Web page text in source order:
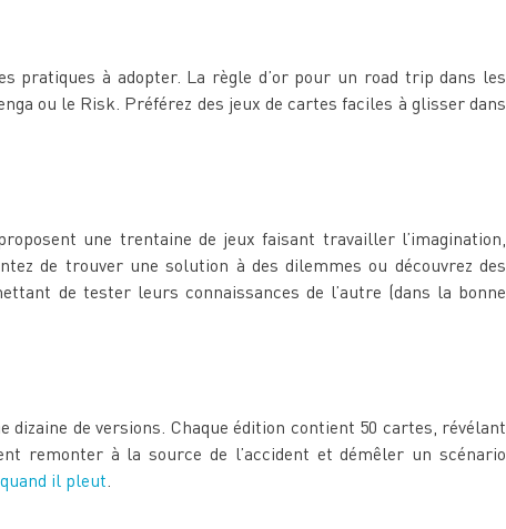
pratiques à adopter. La règle d’or pour un road trip dans les
ou le Risk. Préférez des jeux de cartes faciles à glisser dans
une trentaine de jeux faisant travailler l’imagination,
de trouver une solution à des dilemmes ou découvrez des
de tester leurs connaissances de l’autre (dans la bonne
de versions. Chaque édition contient 50 cartes, révélant
remonter à la source de l’accident et démêler un scénario
il pleut.